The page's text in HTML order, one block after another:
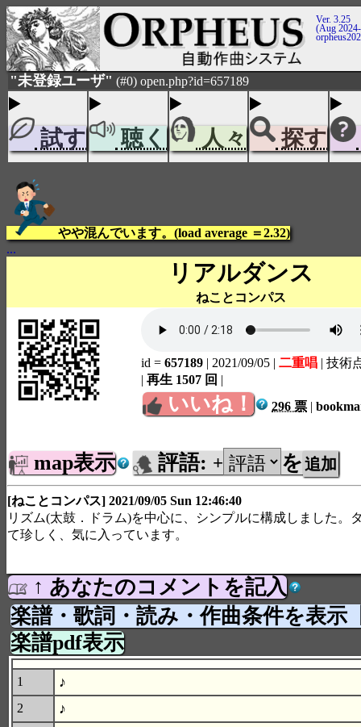
Ver. 3.25
(Aug
"未登録ユーザ" (#0) open.php?id=657189
試す 聴く 人々 探す
やや混んでいます。(load average ＝2.32)
...
リアルダンス
ねことコンパス
id = 657189 | 2021/09/05 | 二重唱 | 技術
| 再生 1507 回 |
いいね！ 296 票 |
map表示 評語: + を
[ねことコンパス] 2021/09/05 Sun 12:46:40
リズム(太鼓．ドラム)を中心に、シンプルに構成しました。
て珍しく、気に入っています。
↑ あなたのコメントを記入
楽譜・歌詞・読み・作曲条件を表示
楽譜pdf表示
1 ♪
2 ♪